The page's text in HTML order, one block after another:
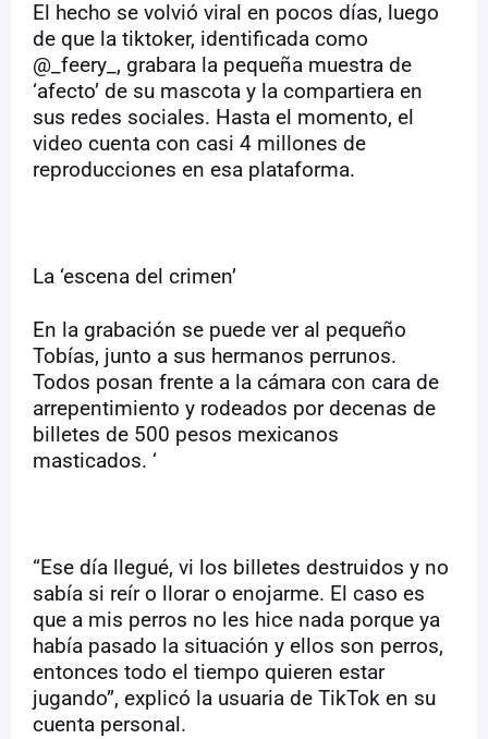
El hecho se volvió viral en pocos días, luego
de que la tiktoker, identificada como
@_feery_, grabara la pequeña muestra de
‘afecto’ de su mascota y la compartiera en
sus redes sociales. Hasta el momento, el
video cuenta con casi 4 millones de
reproducciones en esa plataforma.
La ‘escena del crimen’
En la grabación se puede ver al pequeño
Tobías, junto a sus hermanos perrunos.
Todos posan frente a la cámara con cara de
arrepentimiento y rodeados por decenas de
billetes de 500 pesos mexicanos
masticados. ‘
“Ese día llegué, vi los billetes destruidos y no
sabía si reír o llorar o enojarme. El caso es
que a mis perros no les hice nada porque ya
había pasado la situación y ellos son perros,
entonces todo el tiempo quieren estar
jugando”, explicó la usuaria de TikTok en su
cuenta personal.